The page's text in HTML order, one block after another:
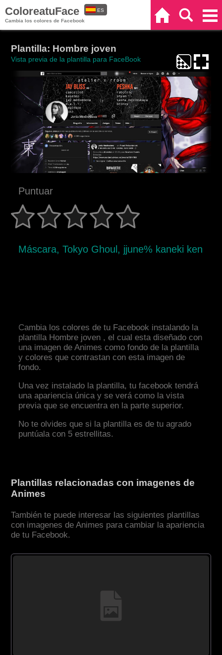
ColoreatuFace
Cambia los colores de Facebook
ES
Plantilla: Hombre joven
Vista previa de la plantilla para FaceBook
Puntuar
Máscara, Tokyo Ghoul, jjune% kaneki ken
Cambia los colores de tu Facebook instalando la
plantilla Hombre joven , el cual esta diseñado con
una imagen de Animes como fondo de la plantilla
y colores que contrastan con esta imagen de
fondo.
Una vez instalado la plantilla, tu facebook tendrá
una apariencia única y se verá como la vista
previa que se encuentra en la parte superior.
No te olvides que si la plantilla es de tu agrado
puntúala con 5 estrellitas.
Plantillas relacionadas con imagenes de
Animes
También te puede interesar las siguientes plantillas
con imagenes de Animes para cambiar la apariencia
de tu Facebook.